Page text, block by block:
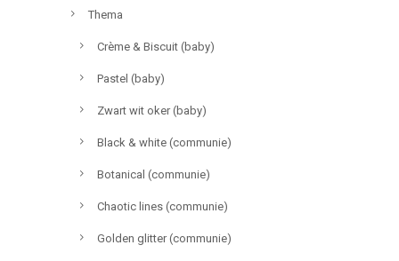
Thema
Crème & Biscuit (baby)
Pastel (baby)
Zwart wit oker (baby)
Black & white (communie)
Botanical (communie)
Chaotic lines (communie)
Golden glitter (communie)